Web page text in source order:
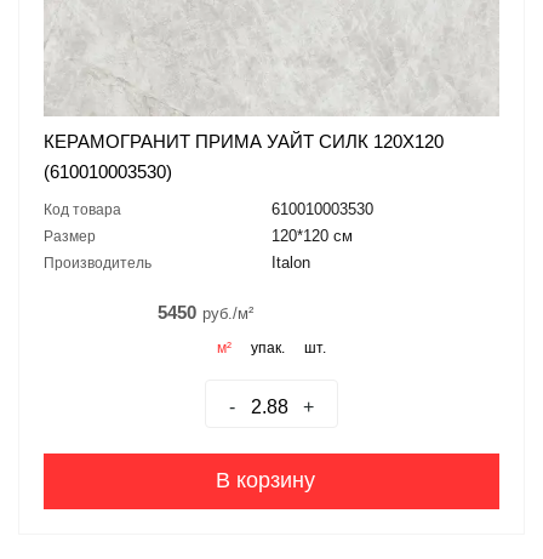
КЕРАМОГРАНИТ ПРИМА УАЙТ СИЛК 120X120
(610010003530)
Код товара 610010003530
Размер 120*120 см
Производитель Italon
5450 руб./м²
м² упак. шт.
- +
В корзину